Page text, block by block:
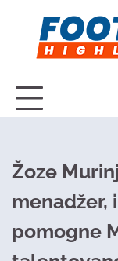
content
Žoze
menadžer,
pomogne